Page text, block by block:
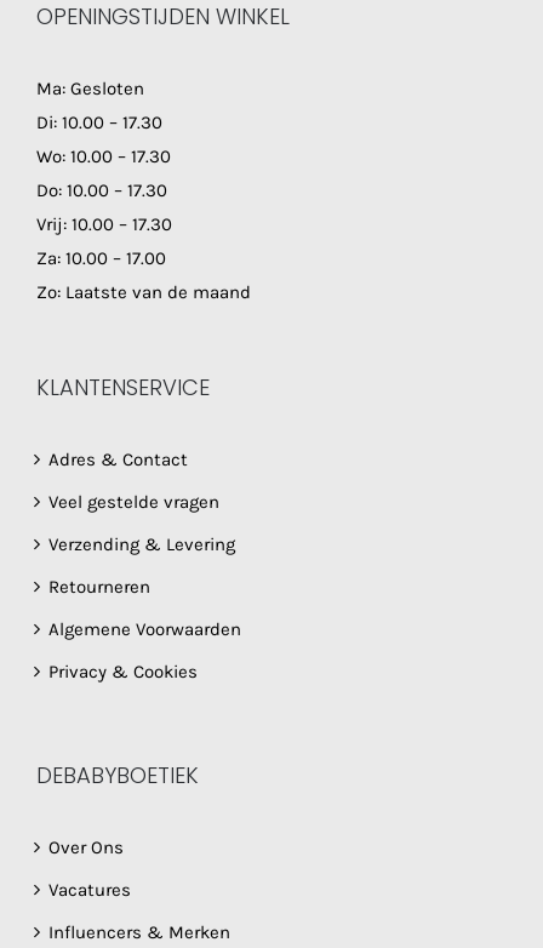
OPENINGSTIJDEN WINKEL
Ma: Gesloten
Di: 10.00 – 17.30
Wo: 10.00 – 17.30
Do: 10.00 – 17.30
Vrij: 10.00 – 17.30
Za: 10.00 – 17.00
Zo: Laatste van de maand
KLANTENSERVICE
Adres & Contact
Veel gestelde vragen
Verzending & Levering
Retourneren
Algemene Voorwaarden
Privacy & Cookies
DEBABYBOETIEK
Over Ons
Vacatures
Influencers & Merken